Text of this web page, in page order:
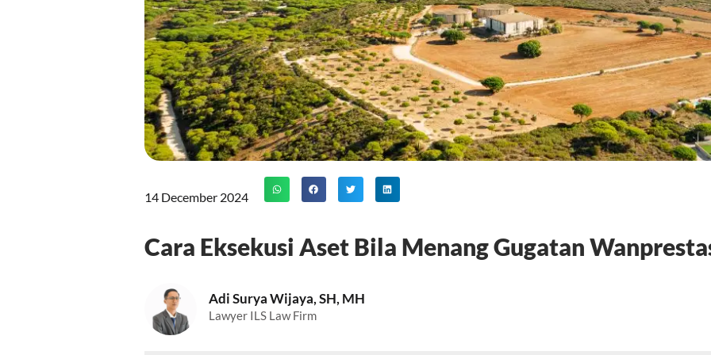
14 December 2024
Cara Eksekusi Aset Bila Menang Gugatan
Adi Surya Wijaya, SH, MH
Lawyer ILS Law Firm